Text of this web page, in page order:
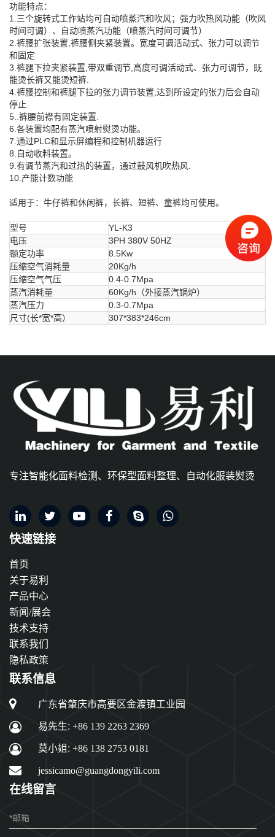
功能特点：
1.三个旋转式工作站均可自动喷蒸汽和吹风；强力吹热风功能（吹风
时间可调）、自动喷蒸汽功能（喷蒸汽时间可调节）
2.裤腰扩张装置,裤腰侧夹紧装置。宽度可调活动式、张力可以调节
和固定.
3.裤腿下拉夹紧装置,带双重调节,高度可调活动式、张力可调节，既
能烫长裤又能烫短裤.
4.裤腰控制和裤腿下拉的张力调节装置,达到所设定的张力后会自动
停止.
5..裤腰前襟有固定装置.
6.各装置均配有蒸汽喷射熨烫功能。
7.通过PLC和显示屏编程和控制机器运行
8.自动收料装置。
9.有调节蒸汽和过热的装置，通过鼓风机吹热风.
10.产能计数功能
适用于：牛仔裤和休闲裤，长裤、短裤、童裤均可使用。
型号
YL-K3
电压
3PH 380V 50HZ
额定功率
8.5Kw
压缩空气消耗量
20Kg/h
压缩空气气压
0.4-0.7Mpa
蒸汽消耗量
60Kg/h（外接蒸汽锅炉）
蒸汽压力
0.3-0.7Mpa
尺寸(长*宽*高）
307*383*246cm
专注智能化面料检测、环保型面料整理、自动化服装熨烫
快速链接
首页
关于易利
产品中心
新闻/展会
技术支持
联系我们
隐私政策
联系信息
广东省肇庆市高要区金渡镇工业园
易先生: +86 139 2263 2369
莫小姐: +86 138 2753 0181
jessicamo@guangdongyili.com
在线留言